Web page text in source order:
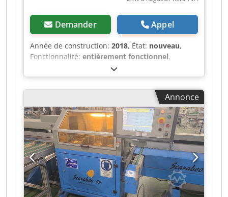
d’une machine d’occasion ; elle est livrée sous la
forme d’un équipement industriel complet avec
des pièces de rechange stratégiques incluses, ce
qui réduit les coûts d’entretien et garantit une
mise en service rapide.
Demander Appel
Année de construction: 2018, État: nouveau,
Fonctionnalité: entièrement fonctionnel,
numéro de machine/véhicule:
d’essai d’abrasion de la marque ABREX. Crsdjzlz
Rrjpfx Agujf La machine est neuve et a été
achetée il y a quelques années. Nombre
d’heures de fonctionnement : 0 heure, car nous
n’avons plus besoin de cette machine.
Conditions de livraison : enlèvement sur place à
Königsbach-Stein.
Annonce